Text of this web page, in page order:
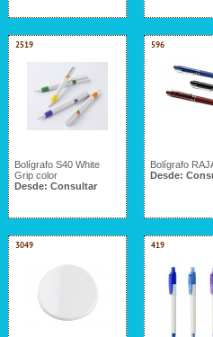
2519
Bolígrafo S40 White
Grip color
Desde: Consultar
596
Bolígrafo
Desde:
3049 419